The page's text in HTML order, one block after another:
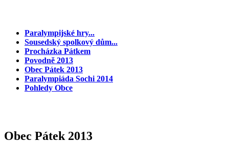
Paralympijské hry...
Sousedský spolkový dům...
Procházka Pátkem
Povodně 2013
Obec Pátek 2013
Paralympiáda Sochi 2014
Pohledy Obce
Obec Pátek 2013